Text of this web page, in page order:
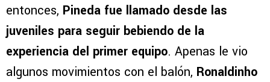
entonces, Pineda fue llamado desde las
juveniles para seguir bebiendo de la
experiencia del primer equipo. Apenas le vio
algunos movimientos con el balón, Ronaldinho